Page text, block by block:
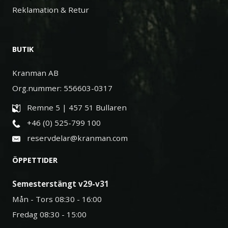
Reklamation & Retur
BUTIK
Kranman AB
Org.nummer: 556603-0317
Remne 5 | 457 51 Bullaren
+46 (0) 525-799 100
reservdelar@kranman.com
ÖPPETTIDER
Semesterstängt v29-v31
Mån - Tors 08:30 - 16:00
Fredag 08:30 - 15:00